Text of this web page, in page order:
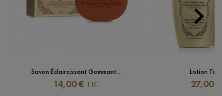
Savon Éclaircissant Gommant...
Prix
14,00 € TTC
Lotion
Prix
27,00 €

Next